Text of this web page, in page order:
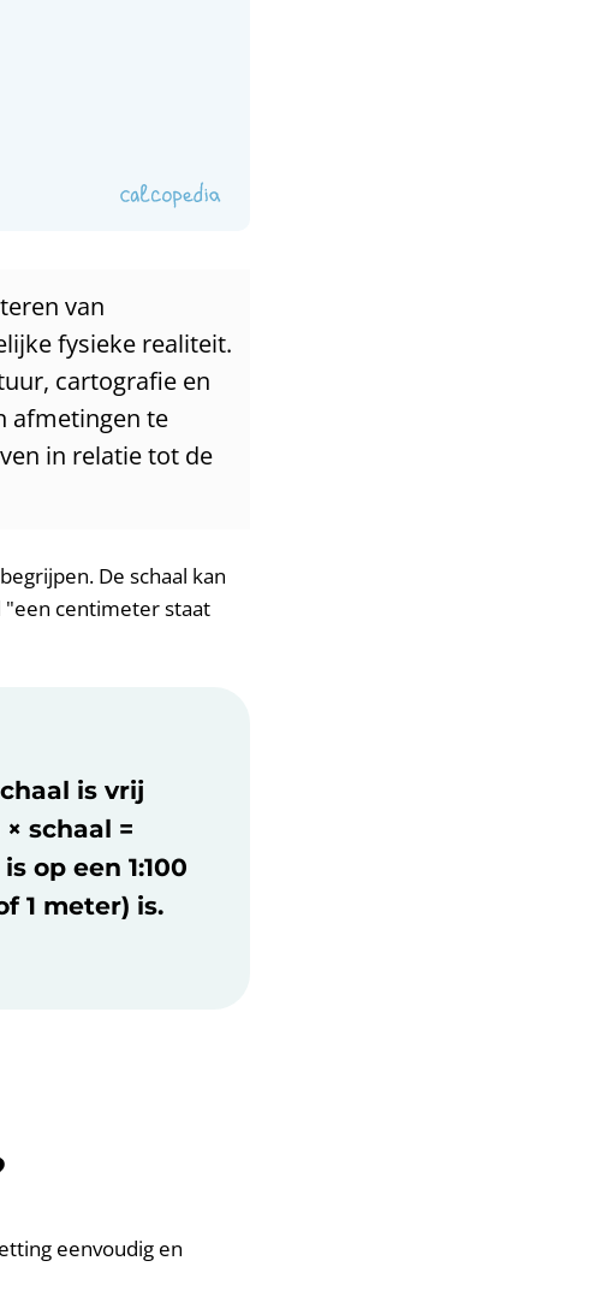
van
fysieke realiteit.
cartografie en
afmetingen te
in relatie tot de
De schaal kan
"een centimeter staat
is vrij
schaal =
op een 1:100
1 meter) is.
eenvoudig en